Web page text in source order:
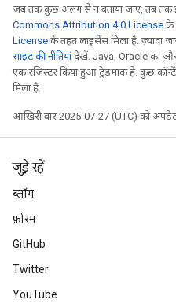
जब तक कुछ अलग से न बताया जाए, तब तक
Commons Attribution 4.0 License के
License के तहत लाइसेंस मिला है. ज़्यादा
साइट की नीतियांदेखें. Java, Oracle का
एक रजिस्टर किया हुआ ट्रेडमार्क है. कुछ
मिला है.
आखिरी बार 2025-07-27 (UTC) को अपडेट
जुड़े रहें
ब्लॉग
फ़ोरम
GitHub
Twitter
YouTube